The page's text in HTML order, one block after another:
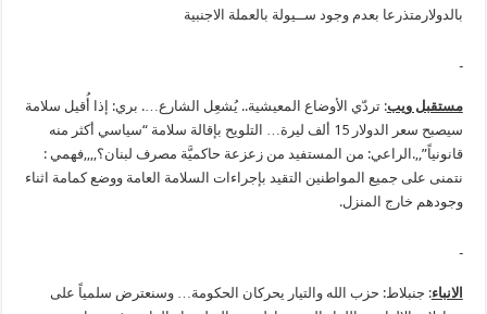
بالدولارمتذرعا بعدم وجود ســيولة بالعملة الاجنبية
مستقبل ويب: تردّي الأوضاع المعيشية.. يُشعِل الشارع…. بري: إذا أُقيل سلامة
سيصبح سعر الدولار 15 ألف ليرة… التلويح بإقالة سلامة “سياسي أكثر منه
قانونياً”,,.الراعي: من المستفيد من زعزعة حاكميَّة مصرف لبنان؟,,,,فهمي :
نتمنى على جميع المواطنين التقيد بإجراءات السلامة العامة ووضع كمامة اثناء
‏وجودهم خارج المنزل‎.‎
الانباء: جنبلاط: حزب الله والتيار يحركان الحكومة… وسنعترض سلمياً على